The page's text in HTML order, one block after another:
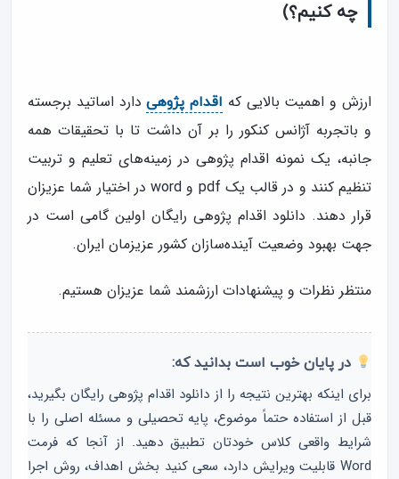
چه کنیم؟)
ارزش و اهمیت بالایی که اقدام پژوهیدارد اساتید برجسته
و باتجربه آژانس کنکور را بر آن داشت تا با تحقیقات همه
جانبه، یک نمونه اقدام پژوهی در زمینه‌های تعلیم و تربیت
تنظیم کنند و در قالب یک pdf و word در اختیار شما عزیزان
قرار دهند. دانلود اقدام پژوهی رایگان اولین گامی است در
جهت بهبود وضعیت آینده‌سازان کشور عزیزمان ایران.
منتظر نظرات و پیشنهادات ارزشمند شما عزیزان هستیم.
در پایان خوب است بدانید که:
برای اینکه بهترین نتیجه را از دانلود اقدام پژوهی رایگان بگیرید،
قبل از استفاده حتماً موضوع، پایه تحصیلی و مسئله اصلی را با
شرایط واقعی کلاس خودتان تطبیق دهید. از آنجا که فرمت
Word قابلیت ویرایش دارد، سعی کنید بخش اهداف، روش اجرا